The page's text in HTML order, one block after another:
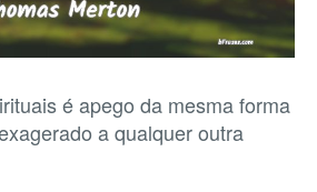
é apego da mesma forma
a qualquer outra